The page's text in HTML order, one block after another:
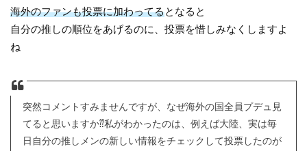
海外のファンも投票に加わってるとなると
自分の推しの順位をあげるのに、投票を惜しみなくしますよ
ね
突然コメントすみませんですが、なぜ海外の国全員プデュ見
てると思いますか⁇私がわかったのは、例えば大陸、実は毎
日自分の推しメンの新しい情報をチェックして投票したのが